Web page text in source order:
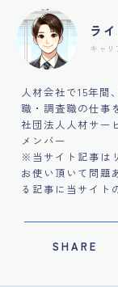
ラ
キャ
人材会社で15年間
職・調査職の仕事
社団法人人材サー
メンバー
※当サイト記事は
お使い頂いて問題
る記事に当サイト
SHARE